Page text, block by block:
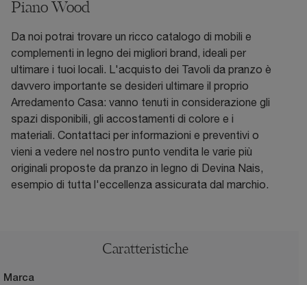
Piano Wood
Da noi potrai trovare un ricco catalogo di mobili e
complementi in legno dei migliori brand, ideali per
ultimare i tuoi locali. L'acquisto dei Tavoli da pranzo è
davvero importante se desideri ultimare il proprio
Arredamento Casa: vanno tenuti in considerazione gli
spazi disponibili, gli accostamenti di colore e i
materiali. Contattaci per informazioni e preventivi o
vieni a vedere nel nostro punto vendita le varie più
originali proposte da pranzo in legno di Devina Nais,
esempio di tutta l'eccellenza assicurata dal marchio.
Caratteristiche
Marca